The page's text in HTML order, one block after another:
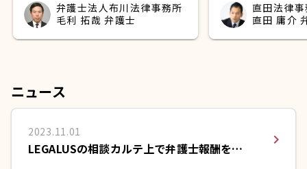
弁護士法人布川法律事務所
毛利 拓哉 弁護士
直田法律
直田 庸介
ニュース
2023.11.01
LEGALUSの相談カルテ上で弁護士報酬をカ
ードで支払える決済サービスを提供開始
navigate_next